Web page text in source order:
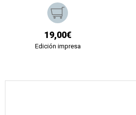
19,00€
Edición impresa